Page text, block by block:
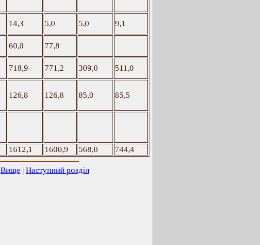
14,3 5,0 5,0
9,1
60,0
77,8
718,9 771,2 309,0
511,0
126,8 126,8 85,0 85,5
1612,1 1600,9 568,0 744,4
Вище | Наступний розділ